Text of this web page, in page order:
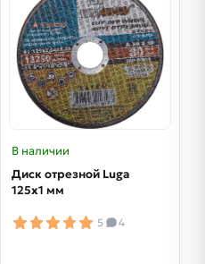
В наличии
Диск отрезной Luga
125х1 мм
5 4